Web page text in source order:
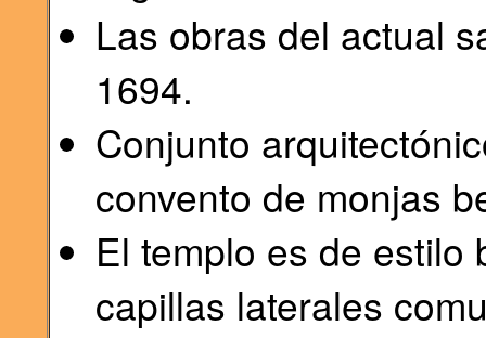
Las obras del actual
1694.
Conjunto
convento de monjas
El templo es de estilo
capillas laterales